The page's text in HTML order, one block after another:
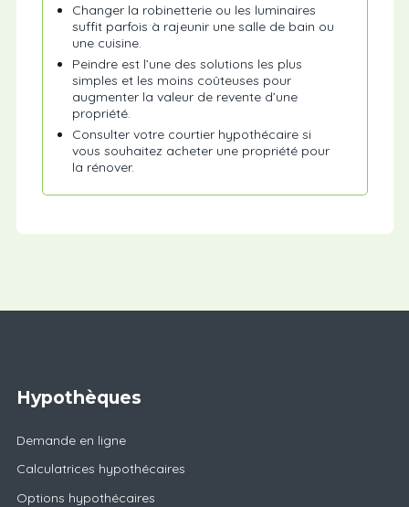
Changer la robinetterie ou les luminaires
suffit parfois à rajeunir une salle de bain ou
une cuisine.
Peindre est l’une des solutions les plus
simples et les moins coûteuses pour
augmenter la valeur de revente d’une
propriété.
Consulter votre courtier hypothécaire si
vous souhaitez acheter une propriété pour
la rénover.
Hypothèques
Demande en ligne
Calculatrices hypothécaires
Options hypothécaires